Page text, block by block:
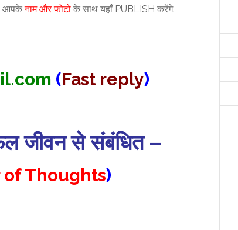
आपकेनाम और फोटो के साथ यहाँ PUBLISH करेंगे.
(Fast reply)
जीवन से संबंधित –
of Thoughts)